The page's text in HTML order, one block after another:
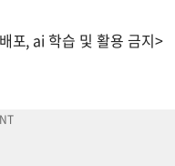
포, ai 학습 및 활용 금지>